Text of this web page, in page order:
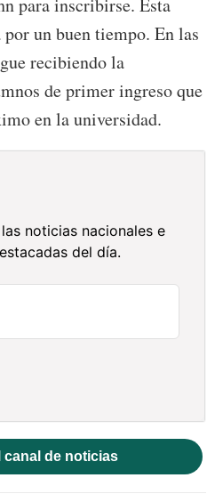
para inscribirse. Esta
un buen tiempo. En las
recibiendo la
de primer ingreso que
en la universidad.
noticias nacionales e
del día.
canal de noticias